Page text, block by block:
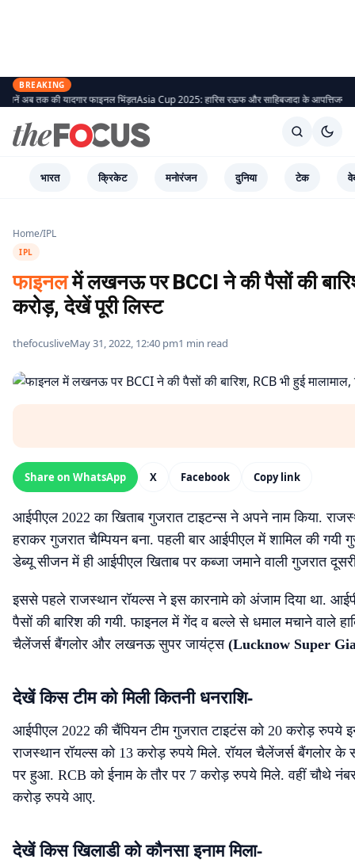
BREAKING
यादगार फाइनल भिंड़तAsia Cup 2025: हारिस रऊफ और साहिबजादा के आपत्तिजनक सेलेब्रेशन पर
भारत क्रिकेट मनोरंजन दुनिया टेक
Home/IPL
IPL
फाइनलमें लखनऊ पर BCCI ने की पैसों की
करोड़, देखें पूरी लिस्ट
thefocusliveMay 31, 2022, 12:40 pm1 min read
Share on WhatsApp X Facebook Copy link
आईपीएल 2022 का खिताब गुजरात टाइटन्स ने अपने नाम किया.
हराकर गुजरात चैम्पियन बना. पहली बार आईपीएल में शामिल की
डेब्यू सीजन में ही आईपीएल खिताब पर कब्जा जमाने वाली गुजरात
इससे पहले राजस्थान रॉयल्स ने इस कारनामे को अंजाम दिया था.
पैसों की बारिश की गयी. फाइनल में गेंद व बल्ले से धमाल मचाने वाले
चैलेंजर्स बैंगलोर और लखनऊ सुपर जायंट्स(Lucknow Super
देखें किस टीम को मिली कितनी धनराशि-
आईपीएल 2022 की चैंपियन टीम गुजरात टाइटंस को 20 करोड़ रुपये
राजस्थान रॉयल्स को 13 करोड़ रुपये मिले. रॉयल चैलेंजर्स बैंगलोर
पर हुआ. RCB को ईनाम के तौर पर 7 करोड़ रुपये मिले. वहीं चौथे
करोड़ रुपये आए.
देखें किस खिलाडी को कौनसा इनाम मिला-